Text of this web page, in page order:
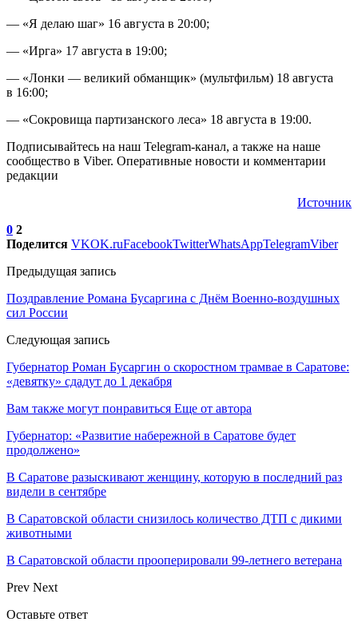
— «Я делаю шаг» 16 августа в 20:00;
— «Ирга» 17 августа в 19:00;
— «Лонки — великий обманщик» (мультфильм) 18 августа
в 16:00;
— «Сокровища партизанского леса» 18 августа в 19:00.
Подписывайтесь на наш Telegram-канал, а также на наше
сообщество в Viber. Оперативные новости и комментарии
редакции
Источник
0 2
Поделится VKOK.ruFacebookTwitterWhatsAppTelegramViber
Предыдущая запись
Поздравление Романа Бусаргина с Днём Военно-воздушных
сил России
Следующая запись
Губернатор Роман Бусаргин о скоростном трамвае в Саратове:
«девятку» сдадут до 1 декабря
Вам также могут понравиться Еще от автора
Губернатор: «Развитие набережной в Саратове будет
продолжено»
В Саратове разыскивают женщину, которую в последний раз
видели в сентябре
В Саратовской области снизилось количество ДТП с дикими
животными
В Саратовской области прооперировали 99-летнего ветерана
Prev Next
Оставьте ответ